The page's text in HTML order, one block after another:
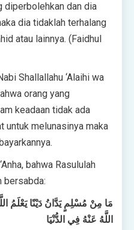
diperbolehkan dan dia
dia tidaklah terhalang
atau lainnya. (Faidhul
Shallallahu ‘Alaihi wa
orang yang
keadaan tidak ada
untuk melunasinya maka
bahwa Rasululah
bersabda:
مَا مِنْ مُسْلِمٍ يَدَّانُ دَيْنًا يَعْلَمُ
اللَّهُ عَنْهُ فِي الدُّنْيَا